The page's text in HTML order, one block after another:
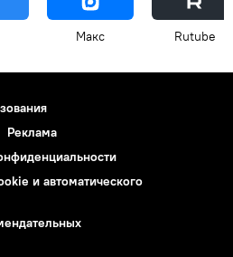
Макс Rutube
Реклама
и автоматического